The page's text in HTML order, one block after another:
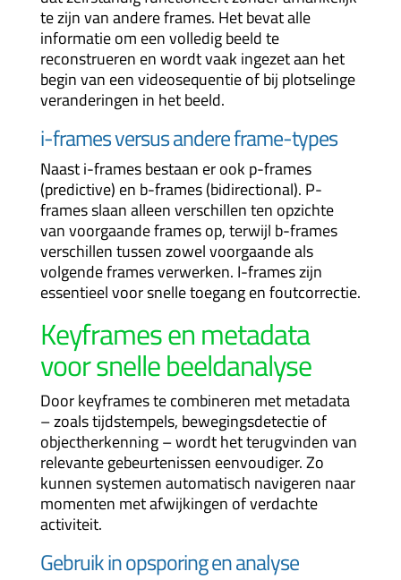
te zijn van andere frames. Het bevat alle
informatie om een volledig beeld te
reconstrueren en wordt vaak ingezet aan het
begin van een videosequentie of bij plotselinge
veranderingen in het beeld.
i-frames versus andere frame-types
Naast i-frames bestaan er ook p-frames
(predictive) en b-frames (bidirectional). P-
frames slaan alleen verschillen ten opzichte
van voorgaande frames op, terwijl b-frames
verschillen tussen zowel voorgaande als
volgende frames verwerken. I-frames zijn
essentieel voor snelle toegang en foutcorrectie.
Keyframes en metadata
voor snelle beeldanalyse
Door keyframes te combineren met metadata
– zoals tijdstempels, bewegingsdetectie of
objectherkenning – wordt het terugvinden van
relevante gebeurtenissen eenvoudiger. Zo
kunnen systemen automatisch navigeren naar
momenten met afwijkingen of verdachte
activiteit.
Gebruik in opsporing en analyse